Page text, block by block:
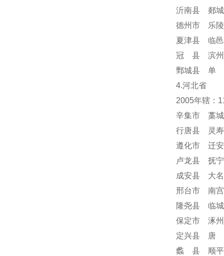
沂南县 郯
德州市 乐
夏津县 临
冠 县 滨州
鄄城县 单
4.河北省
2005年辖：
辛集市 藁
行唐县 灵
遵化市 迁
卢龙县 抚
成安县 大
邢台市 南
隆尧县 临
保定市 涿
定兴县 唐
蠡 县 顺